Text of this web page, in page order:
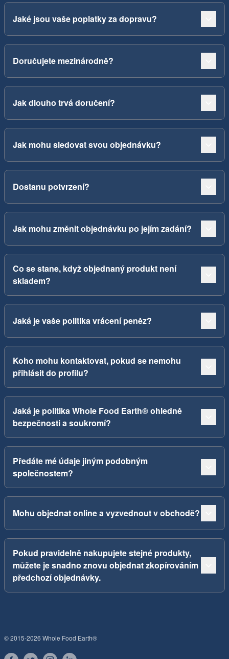
Jaké jsou vaše poplatky za dopravu?
Doručujete mezinárodně?
Jak dlouho trvá doručení?
Jak mohu sledovat svou objednávku?
Dostanu potvrzení?
Jak mohu změnit objednávku po jejím zadání?
Co se stane, když objednaný produkt není
skladem?
Jaká je vaše politika vrácení peněz?
Koho mohu kontaktovat, pokud se nemohu
přihlásit do profilu?
Jaká je politika Whole Food Earth® ohledně
bezpečnosti a soukromí?
Předáte mé údaje jiným podobným
společnostem?
Mohu objednat online a vyzvednout v obchodě?
Pokud pravidelně nakupujete stejné produkty,
můžete je snadno znovu objednat zkopírováním
předchozí objednávky.
© 2015-2026 Whole Food Earth®